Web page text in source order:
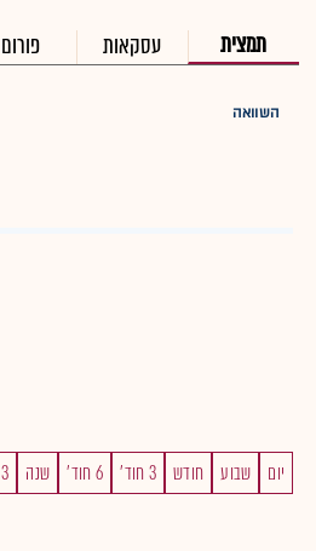
תמצית עסקאות פורום
השוואה
יום שבוע חודש 3 חוד' 6 חוד' שנה 3 שנים